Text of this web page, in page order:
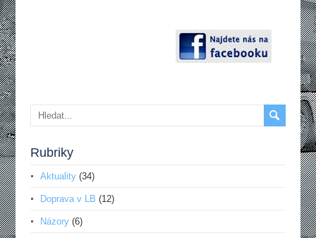
Rubriky
Aktuality(34)
Doprava v LB (12)
Názory(6)